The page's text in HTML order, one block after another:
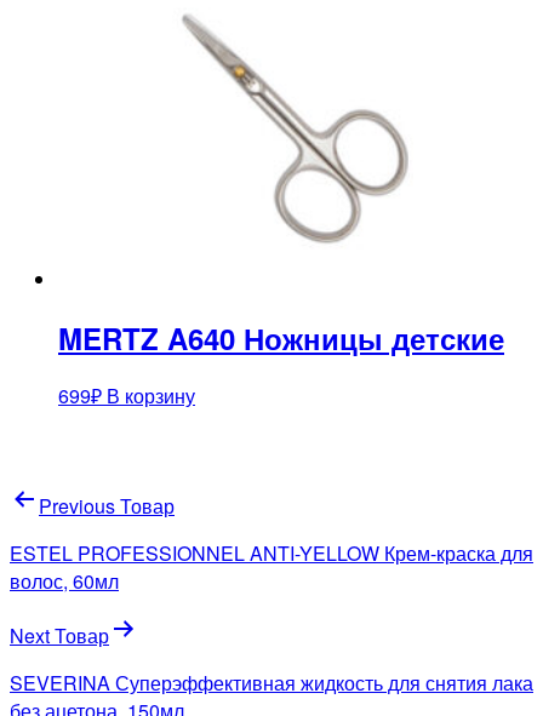
MERTZ A640 Ножницы детские
699₽ В корзину
Навигация
по
записям
Previous Товар
ESTEL PROFESSIONNEL ANTI-YELLOW Крем-краска для
волос, 60мл
Next Товар
SEVERINA Суперэффективная жидкость для снятия лака